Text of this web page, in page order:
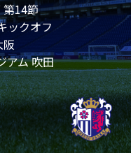
14節
ックオフ
阪
アム 吹田